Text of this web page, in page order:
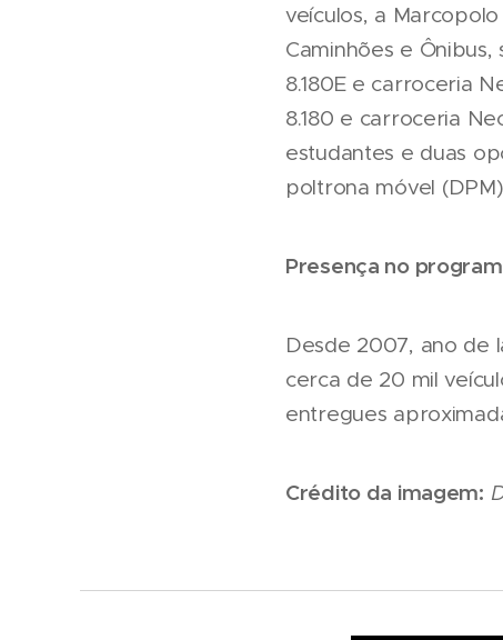
veículos, a
Caminhões e
8.180E e carroceria
8.180 e carroceria
estudantes e duas
poltrona móvel
Presença no
Desde 2007, ano de
cerca de 20 mil
entregues
Crédito da imagem: